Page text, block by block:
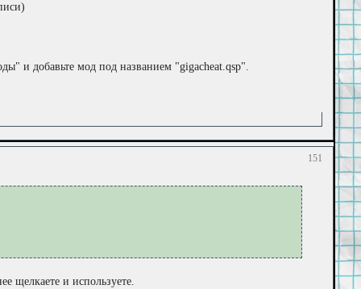
и добавьте мод под названием "gigacheat.qsp".
151
щелкаете и используете.